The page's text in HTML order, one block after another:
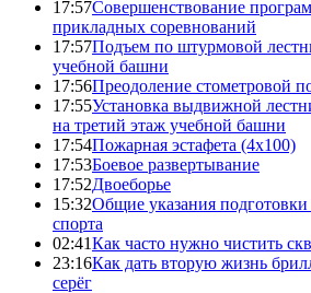
17:57Совершенствование
прикладных соревнований
17:57Подъем по штурмовой
учебной башни
17:56Преодоление стометровой
17:55Установка выдвижной
на третий этаж учебной башни
17:54Пожарная эстафета (4x100)
17:53Боевое развертывание
17:52Двоеборье
15:32Общие указания
спорта
02:41Как часто нужно чистить
23:16Как дать вторую жизнь
серёг